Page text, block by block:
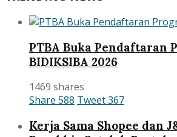
PTBA Buka Pendaftaran
BIDIKSIBA 2026
1469 shares
Share 588 Tweet367
Kerja Sama Shopee dan